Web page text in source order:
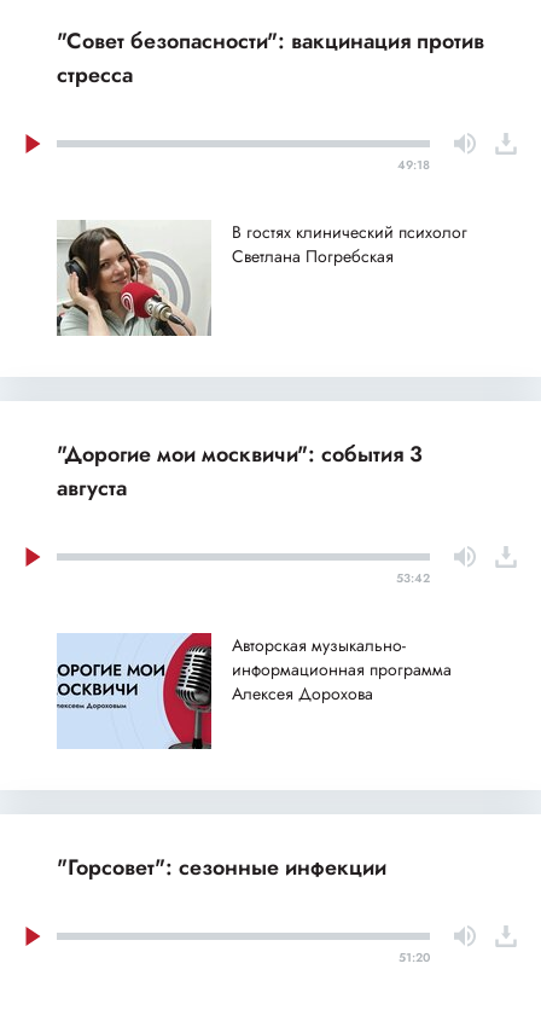
"Совет безопасности": вакцинация против
стресса
49:18
В гостях клинический психолог
Светлана Погребская
"Дорогие мои москвичи": события 3
августа
53:42
Авторская музыкально-
информационная программа
Алексея Дорохова
"Горсовет": сезонные инфекции
51:20